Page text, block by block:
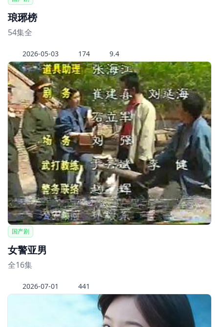
琅琊榜
54集全
2026-05-03 174 9.4
国产剧
女警亚男
全16集
2026-07-01 441